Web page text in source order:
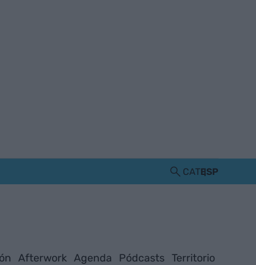
CATESP
Afterwork Agenda Pódcasts Territorio